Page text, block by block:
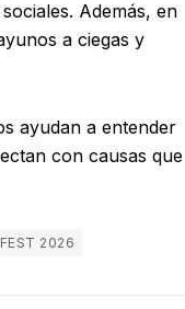
Además, en
a ciegas y
ayudan a entender
con causas que
2026